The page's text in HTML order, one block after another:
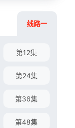
线路一
第12集
第24集
第36集
第48集